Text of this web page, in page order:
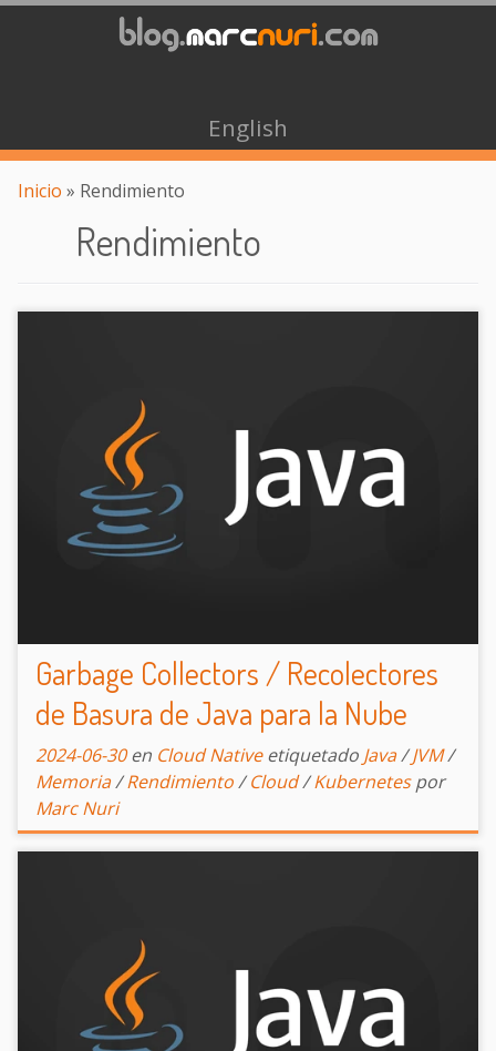
English
Inicio » Rendimiento
Rendimiento
Garbage Collectors / Recolectores
de Basura de Java para la Nube
2024-06-30 en Cloud Native etiquetado Java/JVM/
Memoria/Rendimiento/Cloud/Kubernetes por
Marc Nuri